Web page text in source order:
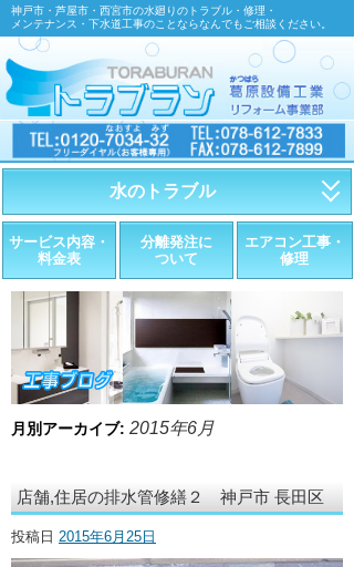
神戸市・芦屋市・西宮市の水廻りのトラブル・修理・
メンテナンス・下水道工事のことならなんでもご相談ください。
水のトラブル
・トイレが詰まったら
・トイレが漏れたら
・水道管が漏れたら
・排水が詰まったら
・ここに水栓がほしい
・水廻りメンテナンス
サービス内容・
料金表
分離発注に
ついて
エアコン工事・
修理
月別アーカイブ: 2015年6月
店舗,住居の排水管修繕２ 神戸市 長田区
投稿日 2015年6月25日